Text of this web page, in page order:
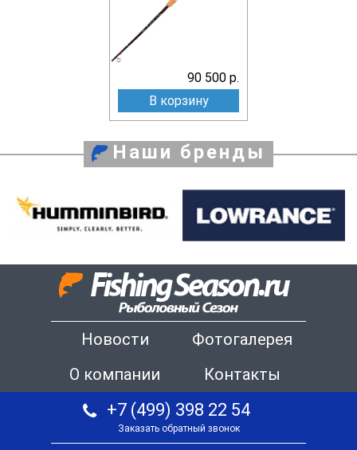
90 500 р.
В корзину
Наши бренды
Новости
Фотогалерея
О компании
Контакты
+7 (499) 398 22 54
Заказать обратный звонок